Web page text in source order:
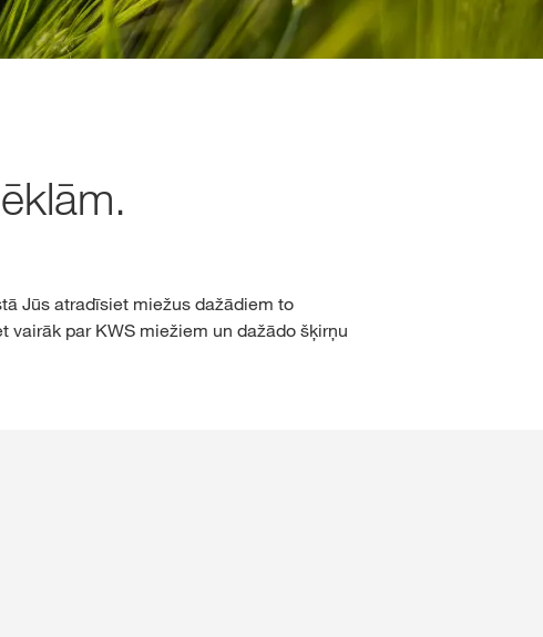
tēmas
corp
Jūs atradīsiet miežus dažādiem to
par KWS miežiem un dažādo šķirņu